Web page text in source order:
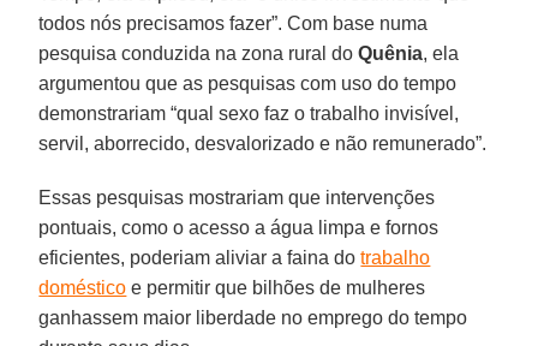
todos nós precisamos fazer”. Com base numa
pesquisa conduzida na zona rural doQuênia, ela
argumentou que as pesquisas com uso do tempo
demonstrariam “qual sexo faz o trabalho invisível,
servil, aborrecido, desvalorizado e não remunerado”.
Essas pesquisas mostrariam que intervenções
pontuais, como o acesso a água limpa e fornos
eficientes, poderiam aliviar a faina dotrabalho
doméstico e permitir que bilhões de mulheres
ganhassem maior liberdade no emprego do tempo